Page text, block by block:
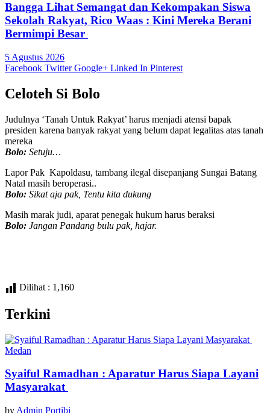
Bangga Lihat Semangat dan Kekompakan Siswa
Sekolah Rakyat, Rico Waas : Kini Mereka Berani
Bermimpi Besar
5 Agustus 2026
Facebook Twitter Google+ Linked In Pinterest
Celoteh Si Bolo
Judulnya ‘Tanah Untuk Rakyat’ harus menjadi atensi bapak
presiden karena banyak rakyat yang belum dapat legalitas atas tanah
mereka
Bolo: Setuju…
Lapor Pak Kapoldasu, tambang ilegal disepanjang Sungai Batang
Natal masih beroperasi..
Bolo: Sikat aja pak, Tentu kita dukung
Masih marak judi, aparat penegak hukum harus beraksi
Bolo: Jangan Pandang bulu pak, hajar.
Dilihat : 1,160
Terkini
Medan
Syaiful Ramadhan : Aparatur Harus Siapa Layani
Masyarakat
by Admin Portibi